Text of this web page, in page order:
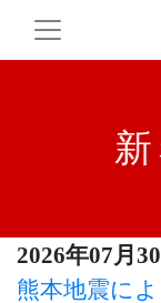
2026年07月
熊本地震に